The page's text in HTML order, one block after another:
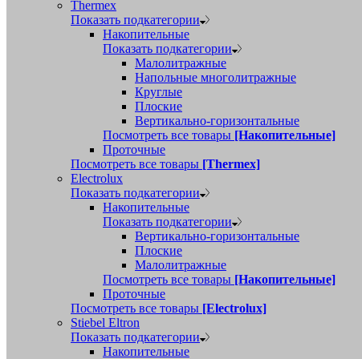
Thermex
Показать подкатегории
Накопительные
Показать подкатегории
Малолитражные
Напольные многолитражные
Круглые
Плоские
Вертикально-горизонтальные
Посмотреть все товары [Накопительные]
Проточные
Посмотреть все товары [Thermex]
Electrolux
Показать подкатегории
Накопительные
Показать подкатегории
Вертикально-горизонтальные
Плоские
Малолитражные
Посмотреть все товары [Накопительные]
Проточные
Посмотреть все товары [Electrolux]
Stiebel Eltron
Показать подкатегории
Накопительные